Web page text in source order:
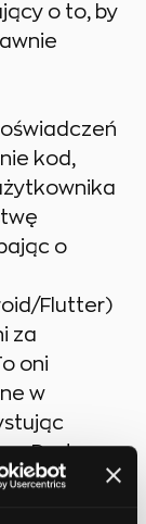
o to, by
kod,
o
Flutter)
za
oni
w
Dart.